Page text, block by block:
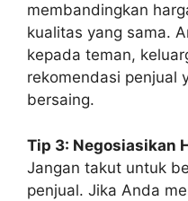
membandingkan
kualitas yang sama.
kepada teman,
rekomendasi penjual
bersaing.
Tip 3: Negosiasikan
Jangan takut untuk
penjual. Jika Anda